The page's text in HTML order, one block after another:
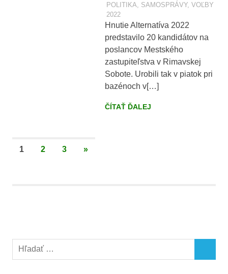
POLITIKA, SAMOSPRÁVY, VOĽBY
2022
Hnutie Alternatíva 2022
predstavilo 20 kandidátov na
poslancov Mestského
zastupiteľstva v Rimavskej
Sobote. Urobili tak v piatok pri
bazénoch v[…]
ČÍTAŤ ĎALEJ
Stránkovanie
1 2 3
NEXT
»
Search